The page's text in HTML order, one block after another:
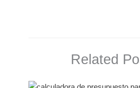
Related